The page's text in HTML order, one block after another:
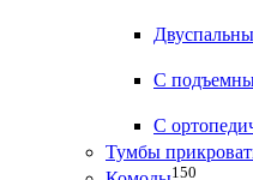
С
С
Тумбы
150